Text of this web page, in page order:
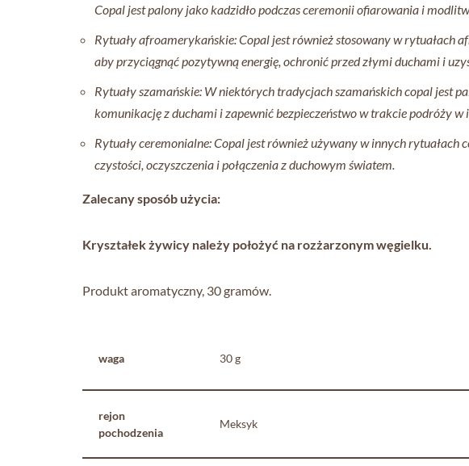
Copal jest palony jako kadzidło podczas ceremonii ofiarowania i
Rytuały afroamerykańskie: Copal jest również stosowany w rytuałach
aby przyciągnąć pozytywną energię, ochronić przed złymi duchami i
Rytuały szamańskie: W niektórych tradycjach szamańskich copal jest
komunikację z duchami i zapewnić bezpieczeństwo w trakcie podróży w
Rytuały ceremonialne: Copal jest również używany w innych
czystości, oczyszczenia i połączenia z duchowym światem.
Zalecany sposób użycia:
Kryształek żywicy należy położyć na rozżarzonym węgielku.
Produkt aromatyczny, 30 gramów.
waga 30 g
rejon
pochodzenia
Meksyk